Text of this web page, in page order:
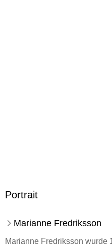
Portrait
Marianne Fredriksson
Marianne Fredriksson wurde